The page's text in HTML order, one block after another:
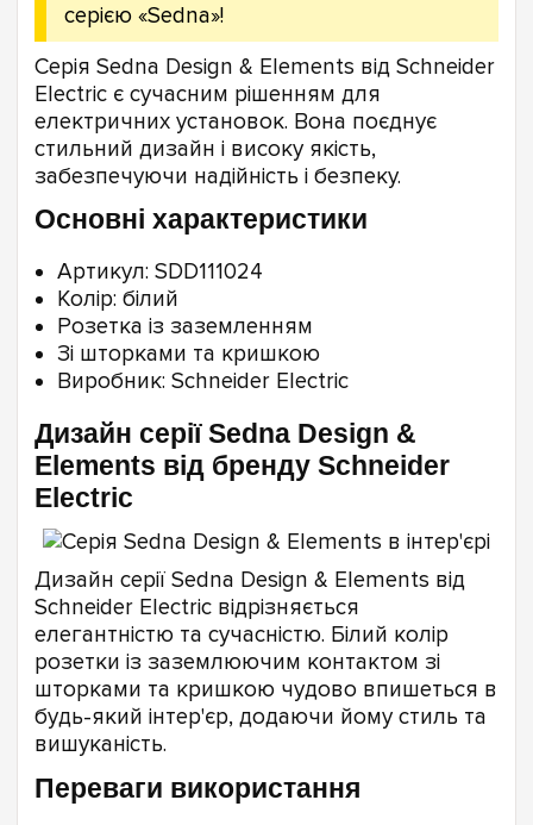
серією «Sedna»!
Серія Sedna Design & Elements від Schneider
Electric є сучасним рішенням для
електричних установок. Вона поєднує
стильний дизайн і високу якість,
забезпечуючи надійність і безпеку.
Основні характеристики
Артикул: SDD111024
Колір: білий
Розетка із заземленням
Зі шторками та кришкою
Виробник: Schneider Electric
Дизайн серії Sedna Design &
Elements від бренду Schneider
Electric
Дизайн серії Sedna Design & Elements від
Schneider Electric відрізняється
елегантністю та сучасністю. Білий колір
розетки із заземлюючим контактом зі
шторками та кришкою чудово впишеться в
будь-який інтер'єр, додаючи йому стиль та
вишуканість.
Переваги використання